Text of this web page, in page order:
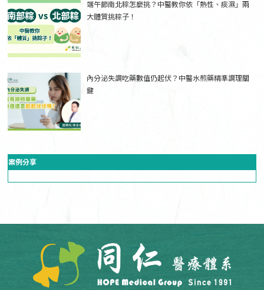
端午節南北粽怎麼挑？中醫教你依「熱性、痰濕」兩
大體質挑粽子！
內分泌失調吃藥數值仍起伏？中醫水煎藥精準調理關
鍵
案例分享